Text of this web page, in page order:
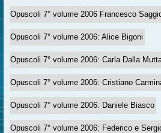
Opuscoli 7° volume 2006 Francesco
Opuscoli 7° volume 2006: Alice Bigoni
Opuscoli 7° volume 2006: Carla Dalla
Opuscoli 7° volume 2006: Cristiano
Opuscoli 7° volume 2006: Daniele Biasco
Opuscoli 7° volume 2006: Federico e